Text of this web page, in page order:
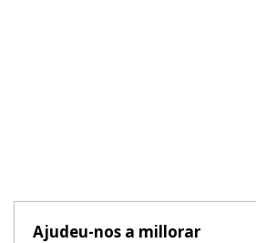
Ajudeu-nos a millorar